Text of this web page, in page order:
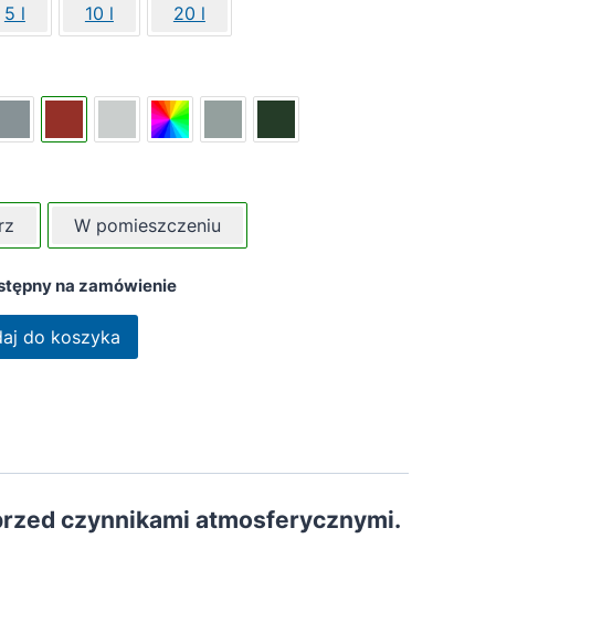
5 l 10 l 20 l
W pomieszczeniu
na zamówienie
do koszyka
czynnikami atmosferycznymi.